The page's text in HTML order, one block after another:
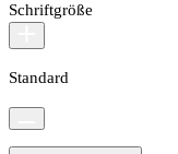
Schriftgröße
Standard